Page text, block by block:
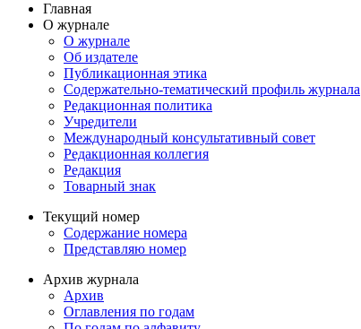
Главная
О журнале
О журнале
Об издателе
Публикационная этика
Содержательно-тематический профиль журнала
Редакционная политика
Учредители
Международный консультативный совет
Редакционная коллегия
Редакция
Товарный знак
Текущий номер
Содержание номера
Представляю номер
Архив журнала
Архив
Оглавления по годам